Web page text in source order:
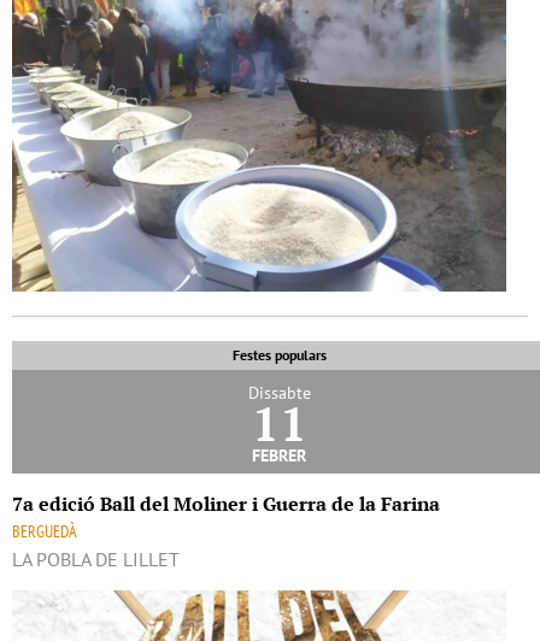
Festes populars
Dissabte
11
febrer
7a edició Ball del Moliner i Guerra de la Farina
BERGUEDÀ
LA POBLA DE LILLET